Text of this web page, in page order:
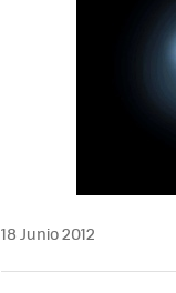
18 Junio 2012